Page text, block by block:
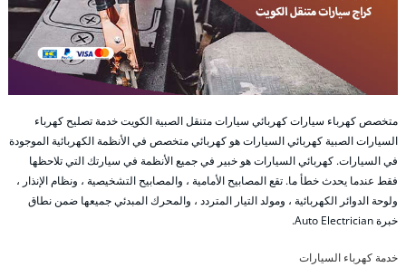
متخصص كهرباء سيارات كهربائي سيارات متنقل الصبية الكويت خدمة تصليح كهرباء
السيارات الصبية كهربائي السيارات هو كهربائي متخصص في الأنظمة الكهربائية الموجودة
في السيارات. كهربائي السيارات هو خبير في جميع الأنظمة في سيارتك التي تلاحظها
فقط عندما يحدث خطأ ما. تقع المصابيح الأمامية ، والمصابيح التشخيصية ، ونظام الإنذار ،
ولوحة الدوائر الكهربائية ، ومولد التيار المتردد ، والمحرك المبدئي جميعها ضمن نطاق
خبرة Auto Electrician.
خدمة كهرباء السيارات